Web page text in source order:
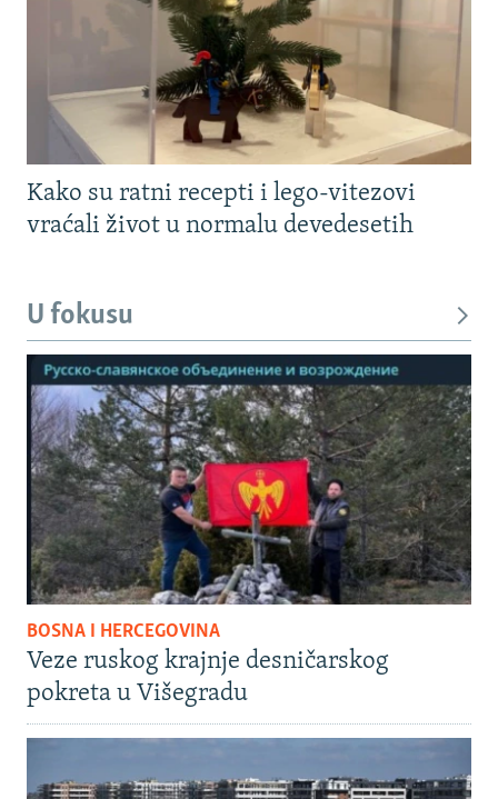
Kako su ratni recepti i lego-vitezovi
vraćali život u normalu devedesetih
U fokusu
BOSNA I HERCEGOVINA
Veze ruskog krajnje desničarskog
pokreta u Višegradu